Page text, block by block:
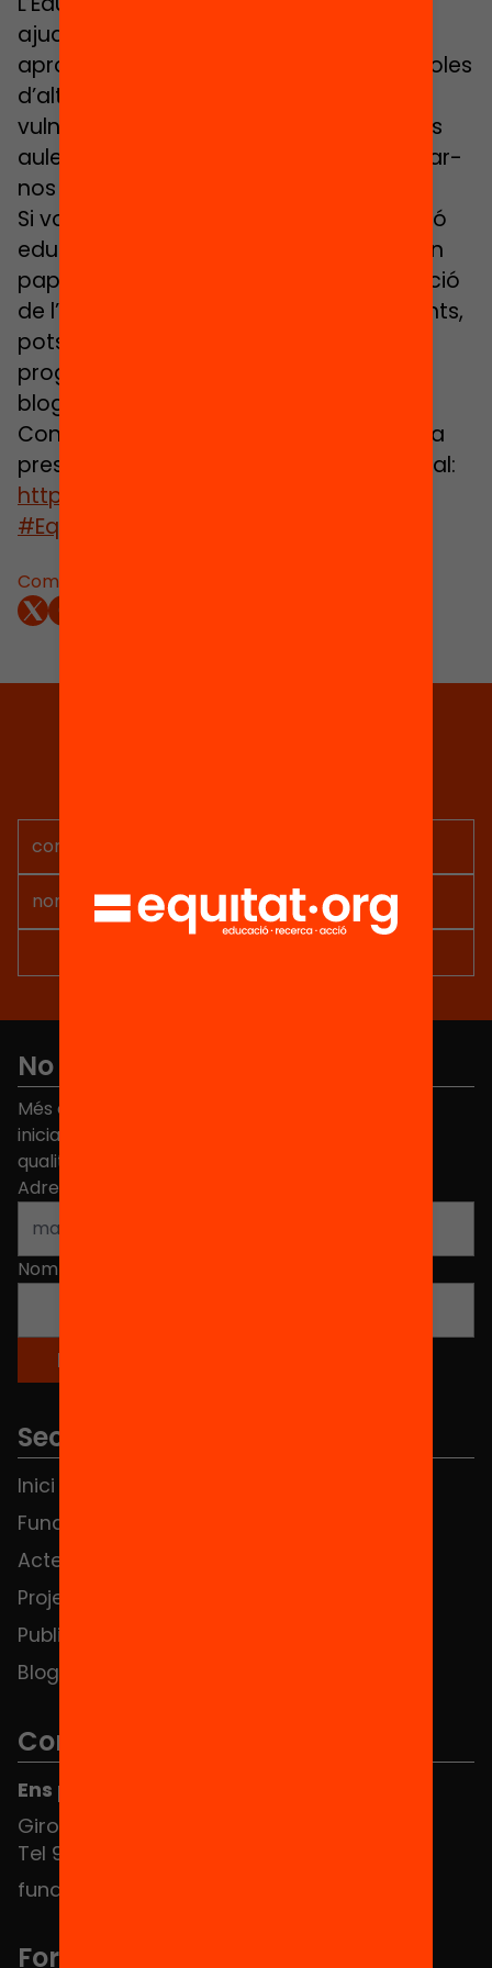
Comparteix:
ajudar-nos a conèixer idees sobre com
apropar la programació creativa a escoles
d’alta complexitat i a col·lectius
vulnerables, i per què hauríem, desde les
aules, escoles i centres educatius animar-
nos a dur-ho a terme.
Si vols saber-ne més sobre programació
educativa i de com aquesta pot tenir un
paper rellevant en l’educació i la formació
de l’esperit crític de les nostres estudiants,
pots llegir l’article «Programa o sigues
progamat» d’en
blog:
Consulta aquí les diapositives de la seva
presentació al Festival per l’Equitat Digital:
https://docs.google.com/presen…
#EquitatDigital
No et perdis res
Més de 40.000 persones ja han triat Equitat. Rep
iniciatives, propostes i projectes per millorar la
qualitat de l'educació a Catalunya.
Adreça electrònica
Nom
Seccions
Inici
Fundació
Actes
Projectes
Publicacions i vídeos
Blog
Contacte
Ens pots trobar al Hub Social
Girona 34, interior 08010 Barcelona
Tel 934 588 700
fundacio@equitat.org
Formem part de...